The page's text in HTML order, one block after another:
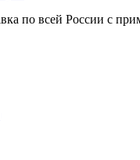
по всей России с